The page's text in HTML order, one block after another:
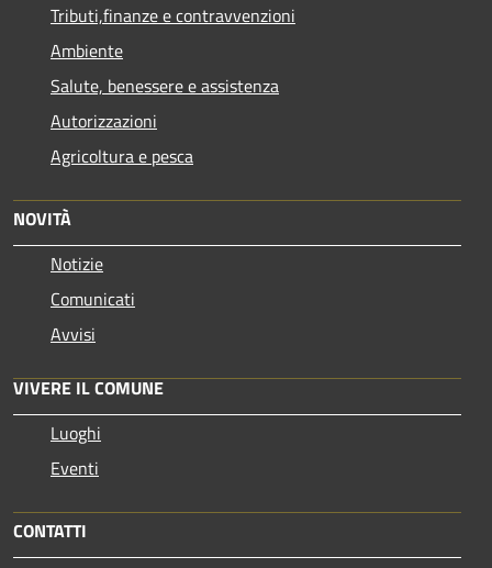
Tributi,finanze e contravvenzioni
Ambiente
Salute, benessere e assistenza
Autorizzazioni
Agricoltura e pesca
NOVITÀ
Notizie
Comunicati
Avvisi
VIVERE IL COMUNE
Luoghi
Eventi
CONTATTI